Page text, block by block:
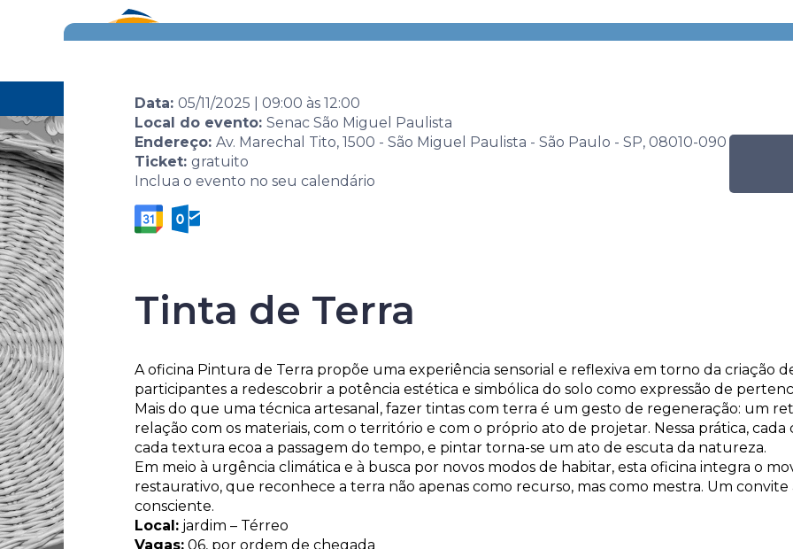
Eventos Por áreas Por nível de ensino Programação Mensal
Agenda de eventos Evento Design Essencial 2025
Design Essencial 2025
Data: 05/11/2025 09:00 às 12:00
Local do evento: Senac São Miguel Paulista
Endereço: Av. Marechal Tito, 1500 - São Miguel Paulista - São Paulo - SP, 08010-090
Ticket: gratuito
Inclua o evento no seu calendário
Tinta de Terra
A oficina Pintura de Terra propõe uma experiência sensorial e reflexiva em torno da criação
participantes a redescobrir a potência estética e simbólica do solo como expressão de
Mais do que uma técnica artesanal, fazer tintas com terra é um gesto de regeneração: um
relação com os materiais, com o território e com o próprio ato de projetar. Nessa prática,
cada textura ecoa a passagem do tempo, e pintar torna-se um ato de escuta da natureza.
Em meio à urgência climática e à busca por novos modos de habitar, esta oficina integra o
restaurativo, que reconhece a terra não apenas como recurso, mas como mestra. Um convite
consciente.
Local: jardim – Térreo
Vagas: 06, por ordem de chegada